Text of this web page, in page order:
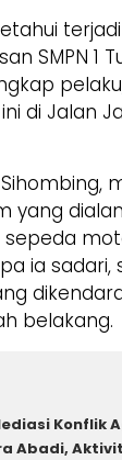
SMPN 1
di Jalan
ia sadari,
belakang.
Konflik
Abadi,